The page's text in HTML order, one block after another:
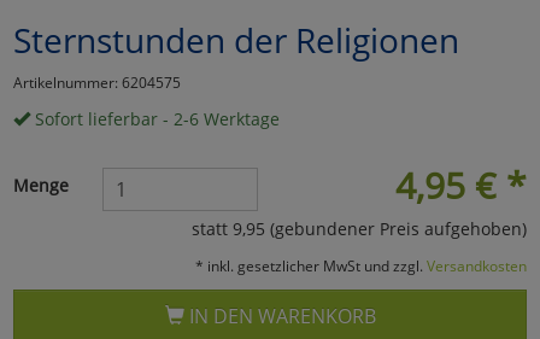
Sternstunden der Religionen
Artikelnummer: 6204575
Sofort lieferbar - 2-6 Werktage
4,95 € *
Menge
statt 9,95 (gebundener Preis aufgehoben)
* inkl. gesetzlicher MwSt und zzgl. Versandkosten
IN DEN WARENKORB
Marketing
Umfragetools
Cookies
Einstellungen speichern
zurückzu Haupptseite